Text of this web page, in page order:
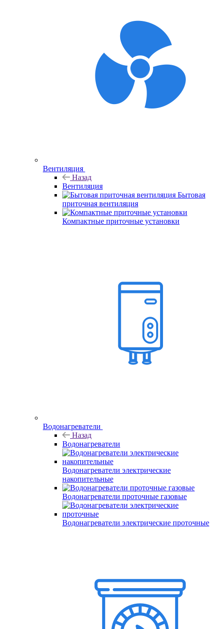
Вентиляция
Назад
Вентиляция
Бытовая
приточная вентиляция
Компактные приточные установки
Водонагреватели
Назад
Водонагреватели
Водонагреватели электрические
накопительные
Водонагреватели проточные газовые
Водонагреватели электрические проточные